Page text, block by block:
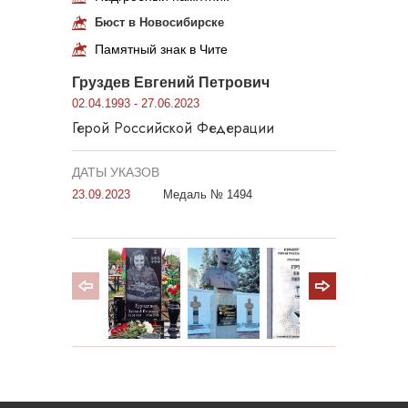
Бюст в Новосибирске
Памятный знак в Чите
Груздев Евгений Петрович
02.04.1993 - 27.06.2023
Герой Российской Федерации
ДАТЫ УКАЗОВ
23.09.2023 Медаль № 1494